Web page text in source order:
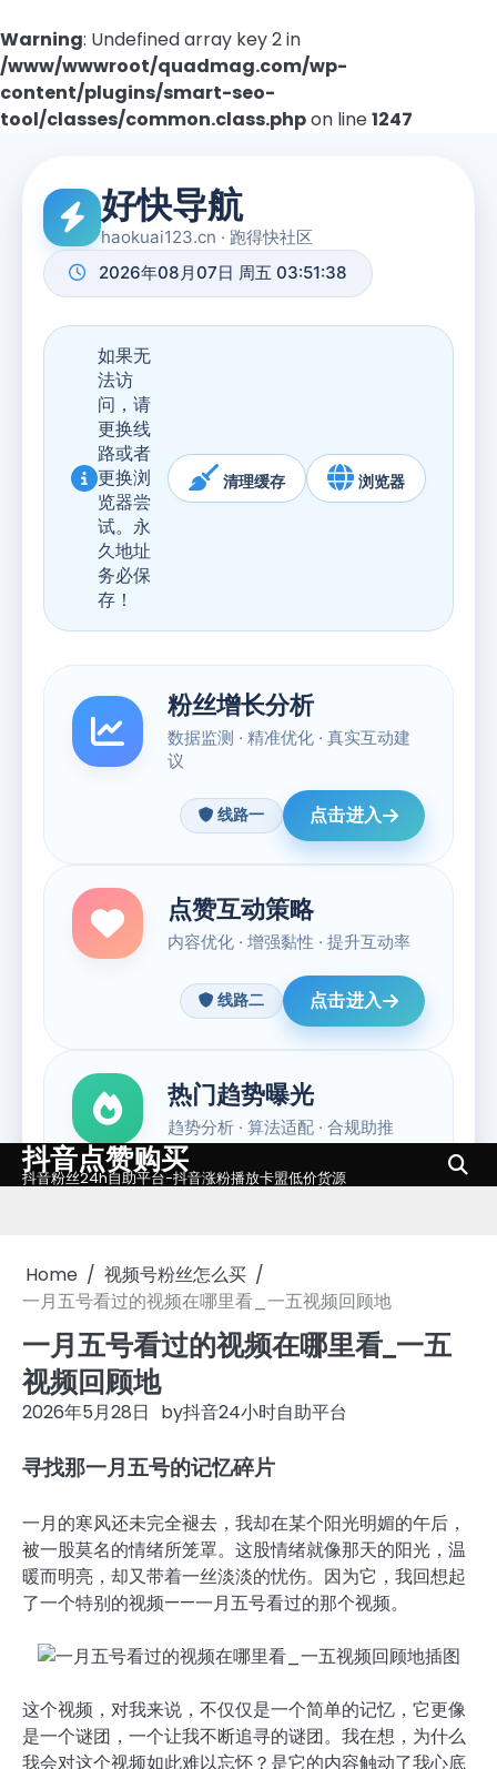
Warning: Undefined array key 2 in
/www/wwwroot/quadmag.com/wp-
content/plugins/smart-seo-
tool/classes/common.class.phpon line1247
Skip
to
抖音点赞购买
抖音粉丝24h自助平台-抖音涨粉播放卡盟低价货源
Home
视频号粉丝怎么买
一月五号看过的视频在哪里看_一五视频回顾地
一月五号看过的视频在哪里看_一五
视频回顾地
2026年5月28日 by抖音24小时自助平台
寻找那一月五号的记忆碎片
一月的寒风还未完全褪去，我却在某个阳光明媚的午后，
被一股莫名的情绪所笼罩。这股情绪就像那天的阳光，温
暖而明亮，却又带着一丝淡淡的忧伤。因为它，我回想起
了一个特别的视频——一月五号看过的那个视频。
这个视频，对我来说，不仅仅是一个简单的记忆，它更像
是一个谜团，一个让我不断追寻的谜团。我在想，为什么
我会对这个视频如此难以忘怀？是它的内容触动了我心底